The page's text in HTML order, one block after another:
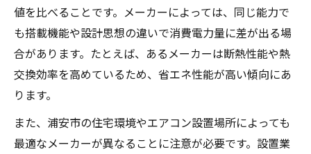
値を比べることです。メーカーによっては、同じ能力で
も搭載機能や設計思想の違いで消費電力量に差が出る場
合があります。たとえば、あるメーカーは断熱性能や熱
交換効率を高めているため、省エネ性能が高い傾向にあ
ります。
また、浦安市の住宅環境やエアコン設置場所によっても
最適なメーカーが異なることに注意が必要です。設置業